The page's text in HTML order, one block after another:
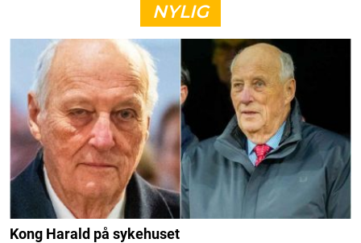
NYLIG
Kong Harald på sykehuset